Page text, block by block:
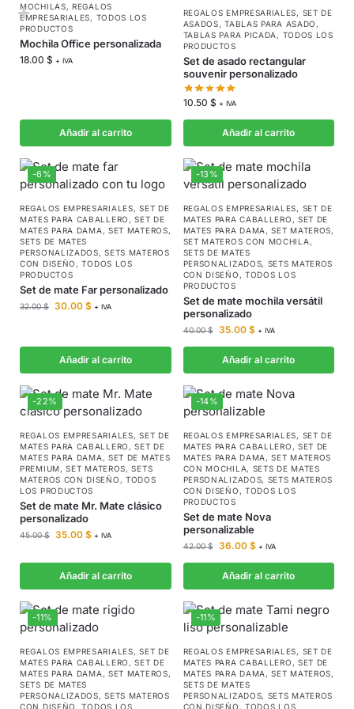
MOCHILAS,REGALOS
EMPRESARIALES, TODOS LOS
PRODUCTOS
Mochila Office personalizada
18.00 $ + IVA
Añadir al carrito
REGALOS EMPRESARIALES, SET DE
ASADOS,TABLAS PARA ASADO ,
TABLAS PARA PICADA , TODOS LOS
PRODUCTOS
Set de asado rectangular
souvenir personalizado
10.50 $ + IVA
Añadir al carrito
-6%
REGALOS EMPRESARIALES,SET DE
MATES PARA CABALLERO ,SET DE
MATES PARA DAMA , SET MATEROS,
SETS DE MATES
PERSONALIZADOS,SETS MATEROS
CON DISEÑO ,TODOS LOS
PRODUCTOS
Set de mate Far personalizado
32.00$ 30.00 $ + IVA
Añadir al carrito
-13%
REGALOS EMPRESARIALES, SET DE
MATES PARA CABALLERO , SET DE
MATES PARA DAMA ,SET MATEROS,
SET MATEROS CON MOCHILA ,
SETS DE MATES
PERSONALIZADOS, SETS MATEROS
CON DISEÑO , TODOS LOS
PRODUCTOS
Set de mate mochila versátil
personalizado
40.00$ 35.00 $ + IVA
Añadir al carrito
-22%
REGALOS EMPRESARIALES,SET DE
MATES PARA CABALLERO ,SET DE
MATES PARA DAMA , SET DE MATES
PREMIUM,SET MATEROS,SETS
MATEROS CON DISEÑO ,TODOS
LOS PRODUCTOS
Set de mate Mr. Mate clásico
personalizado
45.00$ 35.00 $ + IVA
Añadir al carrito
-14%
REGALOS EMPRESARIALES, SET DE
MATES PARA CABALLERO , SET DE
MATES PARA DAMA ,SET MATEROS
CON MOCHILA, SETS DE MATES
PERSONALIZADOS, SETS MATEROS
CON DISEÑO , TODOS LOS
PRODUCTOS
Set de mate Nova
personalizable
42.00$ 36.00 $ + IVA
Añadir al carrito
-11%
REGALOS EMPRESARIALES,SET DE
MATES PARA CABALLERO ,SET DE
MATES PARA DAMA , SET MATEROS,
SETS DE MATES
PERSONALIZADOS,SETS MATEROS
CON DISEÑO ,TODOS LOS
-11%
REGALOS EMPRESARIALES, SET DE
MATES PARA CABALLERO , SET DE
MATES PARA DAMA ,SET MATEROS,
SETS DE MATES
PERSONALIZADOS, SETS MATEROS
CON DISEÑO , TODOS LOS